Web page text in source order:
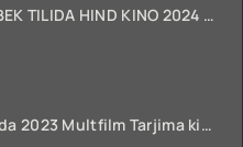
SALAAR 2 QISMI UZBEK TILIDA HIND KINO 2024 TARJIMA 720p HD Skachat
O'lik Kelin Uzbek tilida 2023 Multfilm Tarjima kino skachat